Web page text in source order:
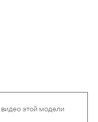
этой модели